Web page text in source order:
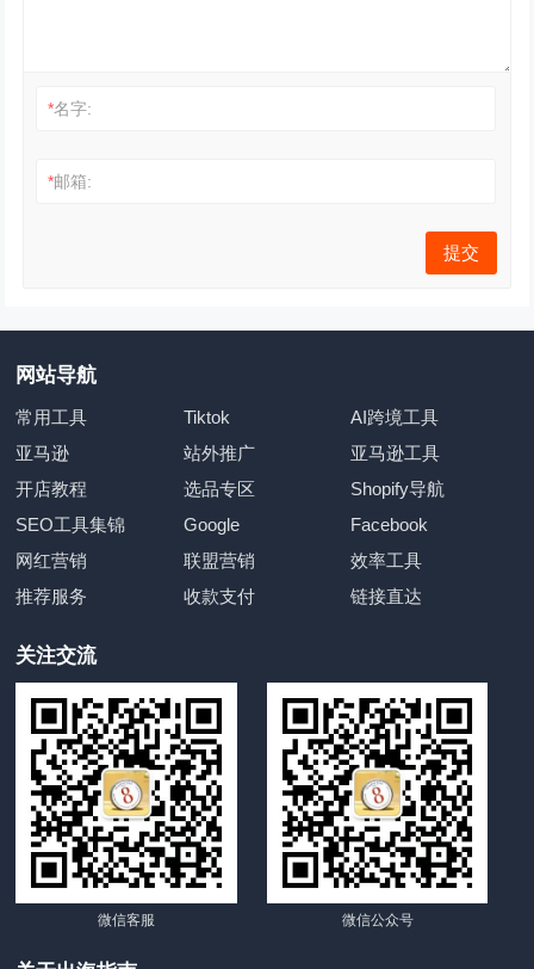
*名字:
*邮箱:
网站导航
常用工具 Tiktok
AI跨境工具
亚马逊
站外推广
亚马逊工具
开店教程
选品专区
Shopify导航
SEO工具集锦
Google
Facebook
网红营销
联盟营销
效率工具
推荐服务
收款支付 链接直达
关注交流
微信客服 微信公众号